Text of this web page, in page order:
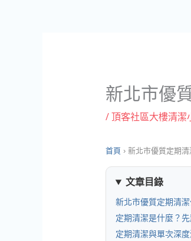
新北市優
/頂客社區大樓清潔
首頁 › 新北市優質定期
文章目錄
新北市優質定期清
定期清潔是什麼？
定期清潔與單次深